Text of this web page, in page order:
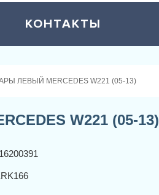
КОНТАКТЫ
ЛЕВЫЙ MERCEDES W221 (05-13)
W221 (05-13)